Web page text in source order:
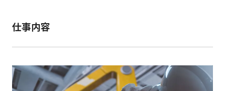
仕事内容